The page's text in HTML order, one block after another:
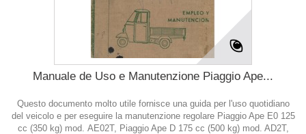
Manuale de Uso e Manutenzione Piaggio Ape...
Questo documento molto utile fornisce una guida per l'uso quotidiano
del veicolo e per eseguire la manutenzione regolare Piaggio Ape E0 125
cc (350 kg) mod. AE02T, Piaggio Ape D 175 cc (500 kg) mod. AD2T,